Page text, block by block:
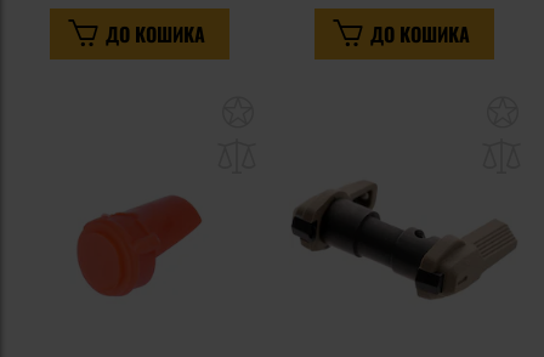
ДО КОШИКА ДО КОШИКА
уподобань